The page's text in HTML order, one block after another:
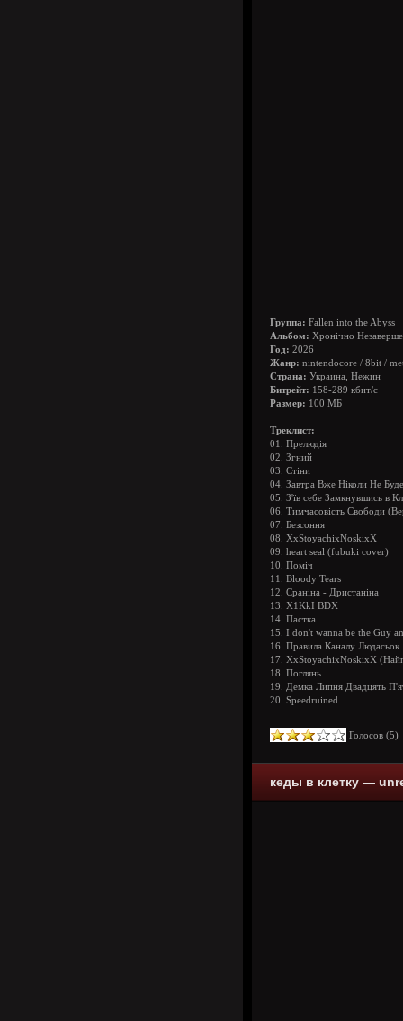
Группа: Fallen into the Abyss
Альбом: Хронічно
Год: 2026
Жанр: nintendocore / 8bit /
Страна: Украина, Нежин
Битрейт: 158-289 кбит/с
Размер: 100 МБ
Треклист:
01. Прелюдія
02. Згний
03. Стіни
04. Завтра Вже Ніколи Не Буде
05. З'їв себе Замкнувшись в
06. Тимчасовість Свободи
07. Безсоння
08. XxStoyachixNoskixX
09. heart seal (fubuki cover)
10. Поміч
11. Bloody Tears
12. Сраніна - Дристаніна
13. Х1KkI BDX
14. Пастка
15. I don't wanna be the Guy
16. Правила Каналу Людасьок
17. XxStoyachixNoskixX
18. Поглянь
19. Демка Липня Двадцять
20. Speedruined
Голосов (5
кеды в клетку —